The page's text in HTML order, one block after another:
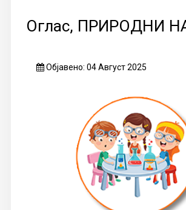
Оглас, ПРИРОДНИ
Објавено: 04 Август 2025